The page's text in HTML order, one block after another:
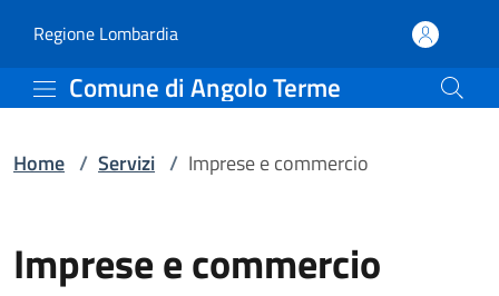
Servizi | Comune di
Regione Lombardia(apre in un'altra scheda).
Comune di Angolo Terme
Home / Servizi / Imprese e commercio
Imprese e commercio